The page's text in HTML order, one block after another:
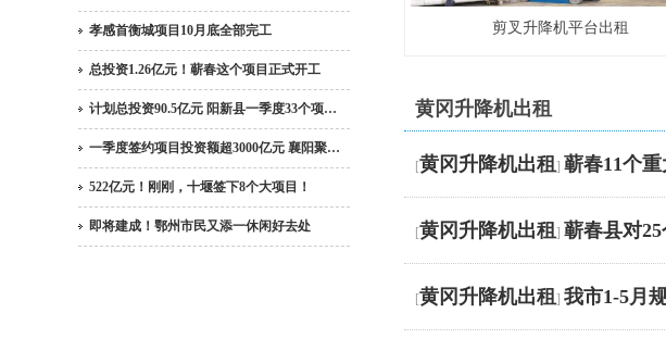
孝感首衡城项目10月底全部完工
总投资1.26亿元！蕲春这个项目正式开工
计划总投资90.5亿元 阳新县一季度33个项…
一季度签约项目投资额超3000亿元 襄阳聚…
522亿元！刚刚，十堰签下8个大项目！
即将建成！鄂州市民又添一休闲好去处
剪叉升降机平台出租
黄冈升降机出租
[黄冈升降机出租] 蕲春11个
[黄冈升降机出租] 蕲春县对
[黄冈升降机出租] 我市1-5月